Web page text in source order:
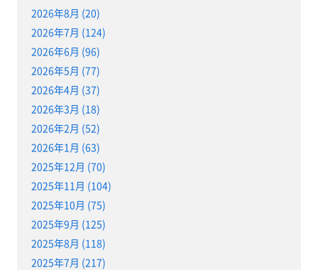
2026年8月 (20)
2026年7月 (124)
2026年6月 (96)
2026年5月 (77)
2026年4月 (37)
2026年3月 (18)
2026年2月 (52)
2026年1月 (63)
2025年12月 (70)
2025年11月 (104)
2025年10月 (75)
2025年9月 (125)
2025年8月 (118)
2025年7月 (217)